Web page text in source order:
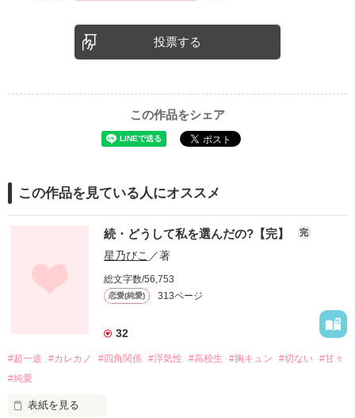
投票する
この作品をシェア
この作品を見ている人にオススメ
続・どうして私を選んだの?【完】 完
星乃びこ ／著
総文字数/56,753
恋愛(純愛) 313ページ
32
#超一途 #カレカノ #四角関係 #浮気性 #高校生 #胸キュン #切ない #甘々
#純愛
表紙を見る